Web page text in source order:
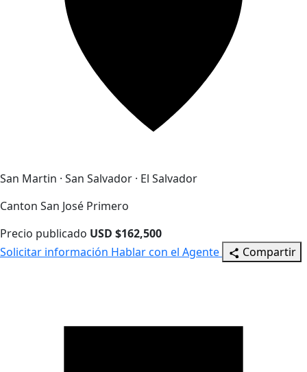
San Martin · San Salvador · El Salvador
Canton San José Primero
Precio publicado USD $162,500
Solicitar información Hablar con el Agente Compartir